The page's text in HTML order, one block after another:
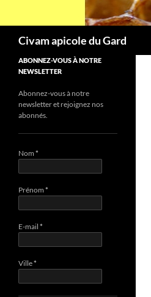
Civam apicole du Gard
ABONNEZ-VOUS À NOTRE
NEWSLETTER
Abonnez-vous à notre
newsletter et rejoignez nos
abonnés.
Nom *
Prénom *
E-mail *
Ville*